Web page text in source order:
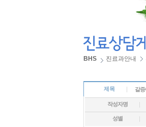
BHS 진료과안내
제목 갈
작성자명
성별